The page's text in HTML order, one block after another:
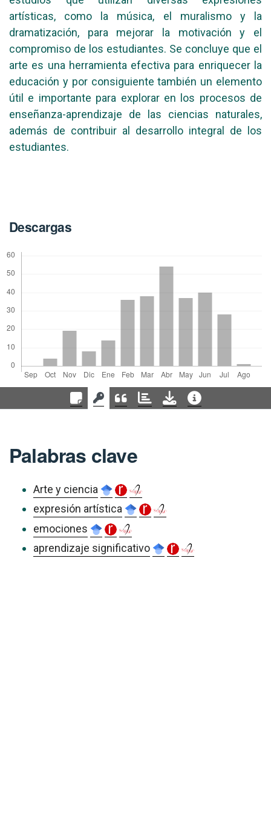
artísticas, como la música, el muralismo y la
dramatización, para mejorar la motivación y el
compromiso de los estudiantes. Se concluye que el
arte es una herramienta efectiva para enriquecer la
educación y por consiguiente también un elemento
útil e importante para explorar en los procesos de
enseñanza-aprendizaje de las ciencias naturales,
además de contribuir al desarrollo integral de los
estudiantes.
Descargas
Palabras clave
Arte y ciencia
expresión artística
emociones
aprendizaje significativo